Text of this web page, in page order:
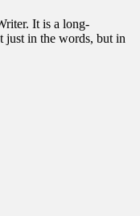
It is a long-
just in the words, but in